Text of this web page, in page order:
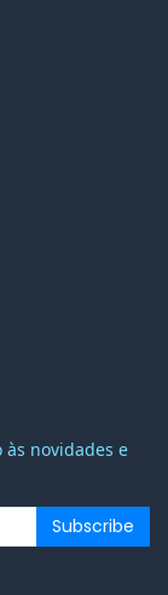
novidades e
Subscribe